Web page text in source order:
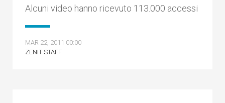
Alcuni video hanno ricevuto 113.000 accessi
MAR 22, 2011 00:00
ZENIT STAFF